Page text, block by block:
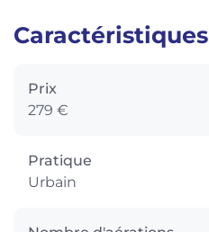
Caractéristiques
Prix
279 €
Pratique
Urbain